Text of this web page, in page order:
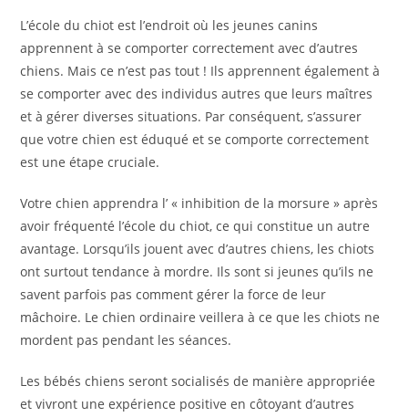
L’école du chiot est l’endroit où les jeunes canins
apprennent à se comporter correctement avec d’autres
chiens. Mais ce n’est pas tout ! Ils apprennent également à
se comporter avec des individus autres que leurs maîtres
et à gérer diverses situations. Par conséquent, s’assurer
que votre chien est éduqué et se comporte correctement
est une étape cruciale.
Votre chien apprendra l’ « inhibition de la morsure » après
avoir fréquenté l’école du chiot, ce qui constitue un autre
avantage. Lorsqu’ils jouent avec d’autres chiens, les chiots
ont surtout tendance à mordre. Ils sont si jeunes qu’ils ne
savent parfois pas comment gérer la force de leur
mâchoire. Le chien ordinaire veillera à ce que les chiots ne
mordent pas pendant les séances.
Les bébés chiens seront socialisés de manière appropriée
et vivront une expérience positive en côtoyant d’autres